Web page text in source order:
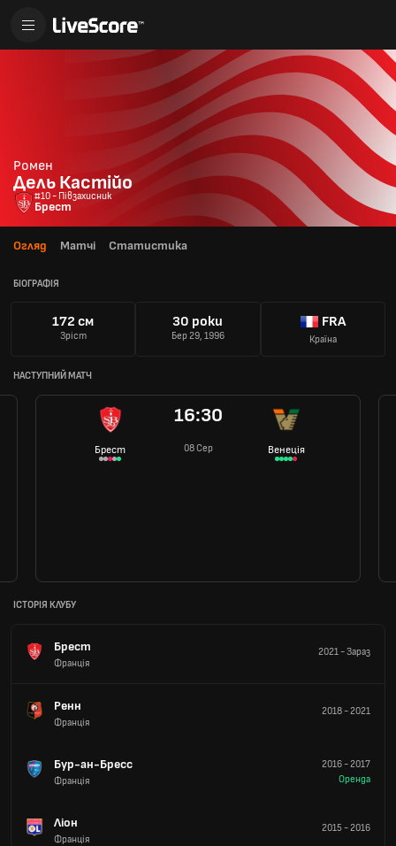
Ромен
Дель Кастійо
#10 - Півзахисник
Брест
Огляд Матчі Статистика
БІОГРАФІЯ
172 см
Зріст
30 роки
Бер 29, 1996
FRA
Країна
НАСТУПНИЙ МАТЧ
Брест
16:30
08 Сер Венеція
ІСТОРІЯ КЛУБУ
Брест
Франція
2021-Зараз
Ренн
Франція
2018-2021
Бур-ан-Бресс
Франція
2016-2017
Оренда
Ліон
Франція
2015 -2016